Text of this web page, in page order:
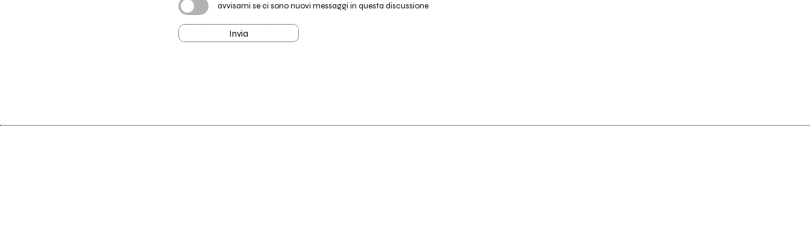
avvisami se ci sono nuovi messaggi in questa discussione
Invia